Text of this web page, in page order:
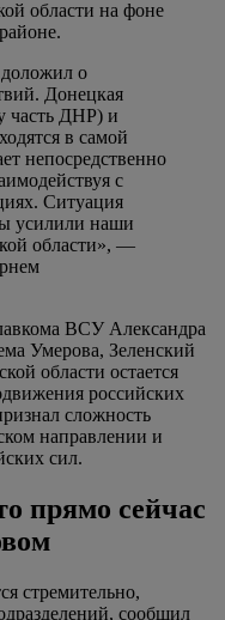
области на фоне
о
Донецкая
часть ДНР) и
в самой
непосредственно
с
Ситуация
усилили наши
области», —
ВСУ Александра
Умерова, Зеленский
области остается
российских
сложность
направлении и
сил.
прямо сейчас
стремительно,
сообщил